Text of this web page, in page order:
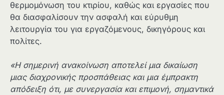
θερμομόνωση του κτιρίου, καθώς και εργασίες που
θα διασφαλίσουν την ασφαλή και εύρυθμη
λειτουργία του για εργαζόμενους, δικηγόρους και
πολίτες.
«Η σημερινή ανακοίνωση αποτελεί μια δικαίωση
μιας διαχρονικής προσπάθειας και μια έμπρακτη
απόδειξη ότι, με συνεργασία και επιμονή, σημαντικά